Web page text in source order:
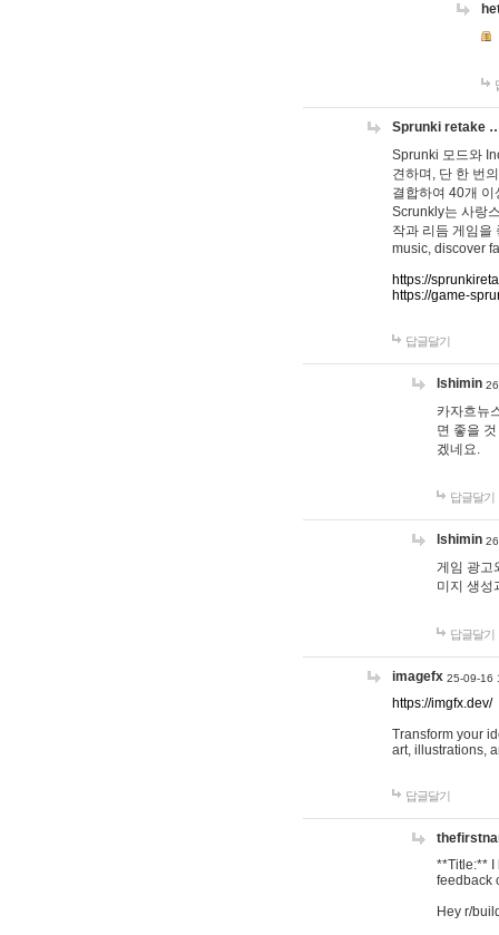
Sprunki retake
Sprunki 모드와
견하며, 단 한 번
결합하여 40개
Scrunkly는 사랑
작과 리듬 게임을
music, discover
https://
https://game-
답글달기
lshimin
카자흐뉴
면 좋을
겠네요.
답글달기
lshimin
게임 광고
미지 생성
답글달기
imagefx 25-09-16
https://imgfx.dev/
Transform your
art, illustrations,
답글달기
**Title:** I
feedback
Hey r/